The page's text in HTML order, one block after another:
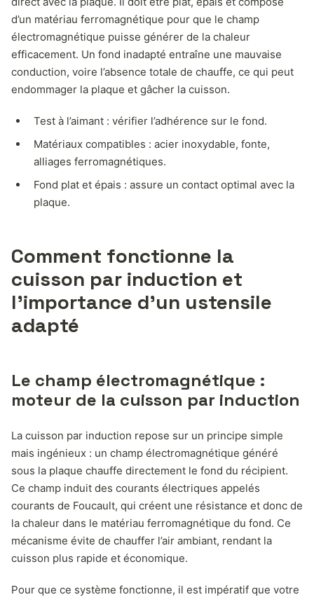
d’un matériau ferromagnétique pour que le champ
électromagnétique puisse générer de la chaleur
efficacement. Un fond inadapté entraîne une mauvaise
conduction, voire l’absence totale de chauffe, ce qui peut
endommager la plaque et gâcher la cuisson.
Test à l’aimant : vérifier l’adhérence sur le fond.
Matériaux compatibles : acier inoxydable, fonte,
alliages ferromagnétiques.
Fond plat et épais : assure un contact optimal avec la
plaque.
Comment fonctionne la
cuisson par induction et
l’importance d’un ustensile
adapté
Le champ électromagnétique :
moteur de la cuisson par induction
La cuisson par induction repose sur un principe simple
mais ingénieux : un champ électromagnétique généré
sous la plaque chauffe directement le fond du récipient.
Ce champ induit des courants électriques appelés
courants de Foucault, qui créent une résistance et donc de
la chaleur dans le matériau ferromagnétique du fond. Ce
mécanisme évite de chauffer l’air ambiant, rendant la
cuisson plus rapide et économique.
Pour que ce système fonctionne, il est impératif que votre